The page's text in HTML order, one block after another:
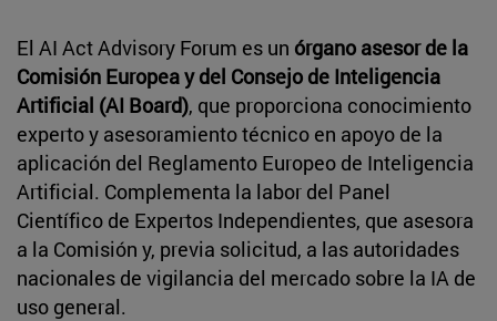
El AI Act Advisory Forum es un órgano asesor de la
Comisión Europea y del Consejo de Inteligencia
Artificial (AI Board), que proporciona conocimiento
experto y asesoramiento técnico en apoyo de la
aplicación del Reglamento Europeo de Inteligencia
Artificial. Complementa la labor del Panel
Científico de Expertos Independientes, que asesora
a la Comisión y, previa solicitud, a las autoridades
nacionales de vigilancia del mercado sobre la IA de
uso general.